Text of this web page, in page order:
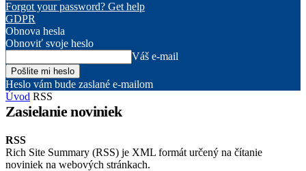
Forgot your password? Get help
GDPR
Obnova hesla
Obnoviť svoje heslo
Váš e-mail
Heslo vám bude zaslané e-mailom
Úvod RSS
Zasielanie noviniek
RSS
Rich Site Summary (RSS) je XML formát určený na čítanie
noviniek na webových stránkach.